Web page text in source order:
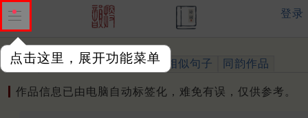
点击这里，展开功能菜单
登录
作品 标注四声 出处、引用 相似句子 同韵作品
作品信息已由电脑自动标签化，难免有误，仅供参考。